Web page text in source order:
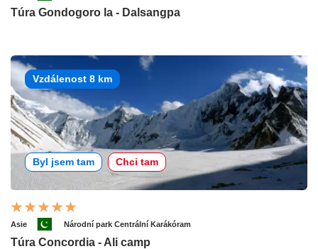
Túra Gondogoro la - Dalsangpa
Vzdálenost 8 km
Byl jsem tam Chci tam
Asie Národní park Centrální Karákóram
Túra Concordia - Ali camp